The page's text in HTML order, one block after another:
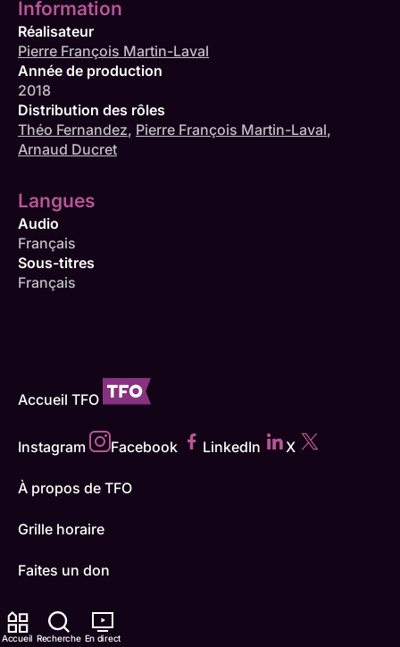
Accueil Recherche En direct
Information
Réalisateur
Pierre François Martin-Laval
Année de production
2018
Distribution des rôles
Théo Fernandez, Pierre François Martin-Laval,
Arnaud Ducret
Langues
Audio
Français
Sous-titres
Français
Accueil TFO
Instagram Facebook LinkedIn X
À propos de TFO
Grille horaire
Faites un don
Carrières